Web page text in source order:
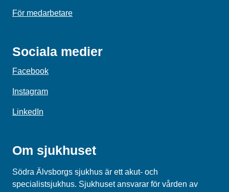
För medarbetare
Sociala medier
Facebook
Instagram
LinkedIn
Om sjukhuset
Södra Älvsborgs sjukhus är ett akut- och
specialistsjukhus. Sjukhuset ansvarar för vården av